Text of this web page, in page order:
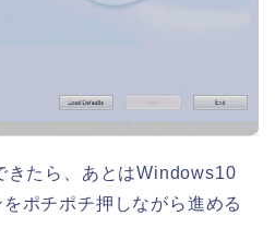
きたら、あとはWindows10
ポチポチ押しながら進める